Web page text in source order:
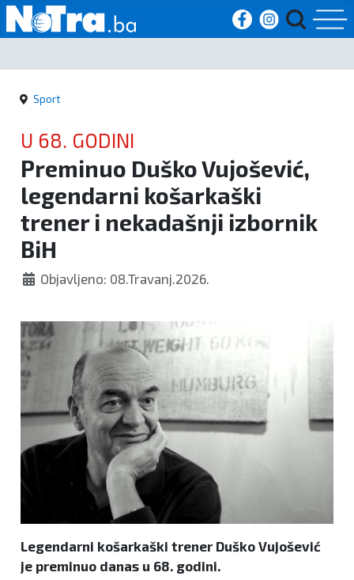
Početna
Vijesti
Sport
Kultura
Crna
kronika
Zanimljivosti
Sport
U 68. GODINI
Preminuo Duško Vujošević,
legendarni košarkaški
trener i nekadašnji izbornik
BiH
Objavljeno: 08.Travanj.2026.
Legendarni košarkaški trener Duško Vujošević
je preminuo danas u 68. godini.